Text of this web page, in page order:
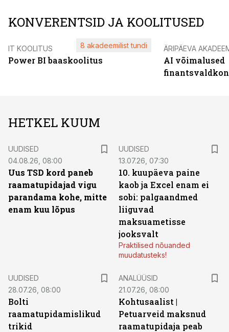
KONVERENTSID JA KOOLITUSED
IT KOOLITUS
Power BI baaskoolitus
8 akadeemilist tundi ÄRIPÄEVA
AI võimalused
HETKEL KUUM
UUDISED
04.08.26, 08:00
Uus TSD kord paneb
raamatupidajad vigu
parandama kohe, mitte
enam kuu lõpus
UUDISED
13.07.26, 07:30
10. kuupäeva paine
kaob ja Excel enam ei
sobi: palgaandmed
liiguvad
maksuametisse
jooksvalt
Praktilised nõuanded
muudatusteks!
UUDISED
28.07.26, 08:00
Bolti
raamatupidamislikud
trikid
ANALÜÜSID
21.07.26, 08:00
Kohtusaalist |
Petuarveid maksnud
raamatupidaja peab